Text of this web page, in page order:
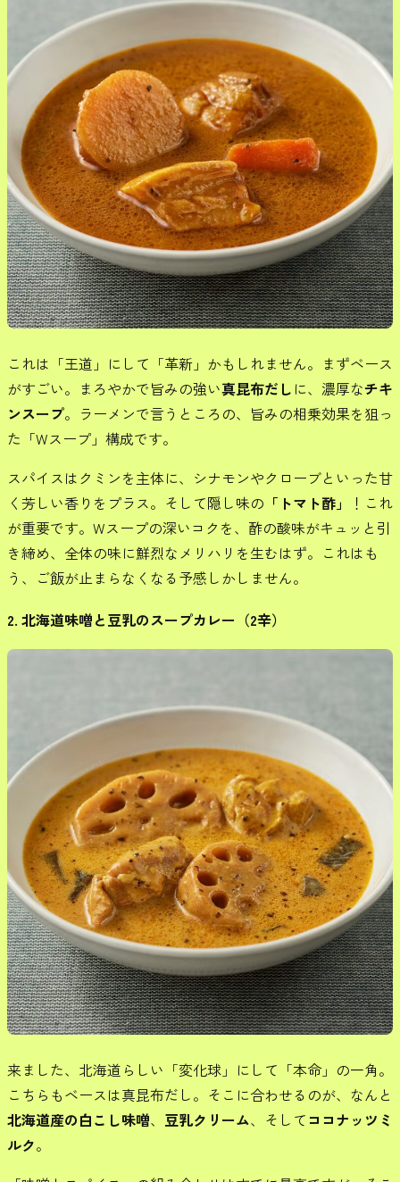
これは「王道」にして「革新」かもしれません。まずベース
がすごい。まろやかで旨みの強い真昆布だし に、濃厚なチキ
ンスープ。ラーメンで言うところの、旨みの相乗効果を狙っ
た「Wスープ」構成です。
スパイスはクミンを主体に、シナモンやクローブといった甘
く芳しい香りをプラス。そして隠し味の 「トマト酢」
！これ
が重要です。Wスープの深いコクを、酢の酸味がキュッと引
き締め、全体の味に鮮烈なメリハリを生むはず。これはも
う、ご飯が止まらなくなる予感しかしません。
2. 北海道味噌と豆乳のスープカレー（2辛）
来ました、北海道らしい「変化球」にして「本命」の一角。
こちらもベースは真昆布だし。そこに合わせるのが、なんと
北海道産の白こし味噌、 豆乳クリーム、そして ココナッツミ
ルク。